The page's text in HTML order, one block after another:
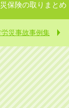
保険の取りまとめ
災事故事例集